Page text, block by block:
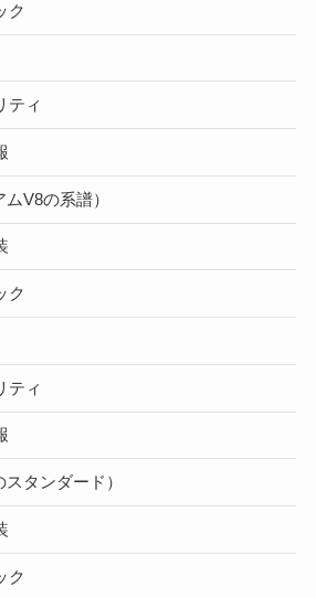
ク
ティ
V8の系譜）
ク
ティ
タンダード）
ク